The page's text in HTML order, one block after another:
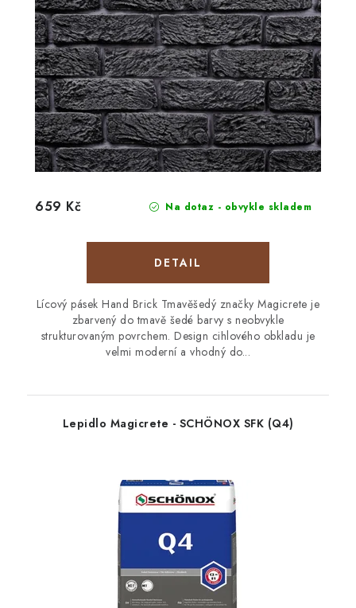
Na dotaz - obvykle skladem
659 Kč
Lícový pásek Hand Brick Tmavěšedý značky Magicrete je
zbarvený do tmavě šedé barvy s neobvykle
strukturovaným povrchem. Design cihlového obkladu je
velmi moderní a vhodný do...
Lepidlo Magicrete - SCHÖNOX SFK (Q4)